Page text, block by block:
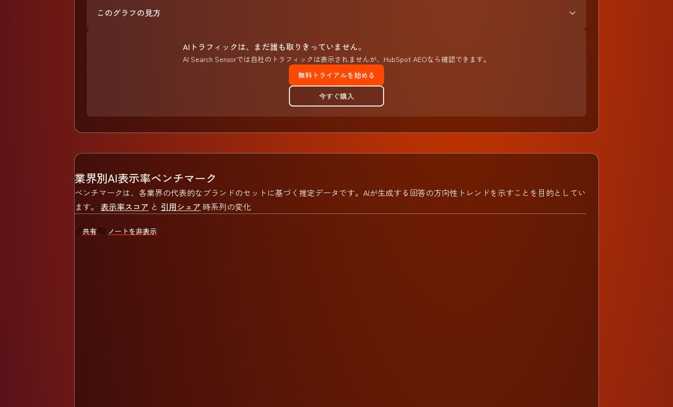
このグラフの見方
AIトラフィックは、まだ誰も取りきっていません。
AI Search Sensorでは自社のトラフィックは表示されませんが、HubSpot AEOなら確認できます。
無料トライアルを始める
今すぐ購入
業界別AI表示率ベンチマーク
ベンチマークは、各業界の代表的なブランドのセットに基づく推定データです。AIが生成する回答の方向性トレンドを示すことを目的としてい
ます。 表示率スコア と 引用シェア 時系列の変化
共有 ノートを非表示